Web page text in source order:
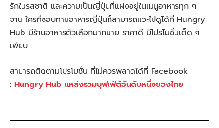
รักในรสชาติ และความเป็นญี่ปุ่นที่แฝงอยู่ในเมนูอาหารทุก ๆ
จาน ใครที่ชอบทานอาหารญี่ปุ่นก็สามารถแวะไปดูได้ที่ Hungry
Hub มีร้านอาหารตัวเลือกมากมาย ราคาดี มีโปรโมชั่นเด็ด ๆ
เพียบ
สามารถติดตามโปรโมชั่น ที่ไม่ควรพลาดได้ที่ Facebook
: Hungry Hub แหล่งรวมบุฟเฟ่ต์อันดับหนึ่งของไทย